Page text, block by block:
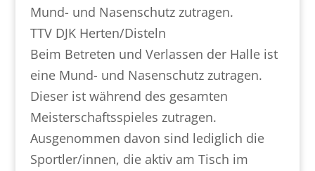
Mund- und Nasenschutz zutragen.
TTV DJK Herten/Disteln
Beim Betreten und Verlassen der Halle ist
eine Mund- und Nasenschutz zutragen.
Dieser ist während des gesamten
Meisterschaftsspieles zutragen.
Ausgenommen davon sind lediglich die
Sportler/innen, die aktiv am Tisch im